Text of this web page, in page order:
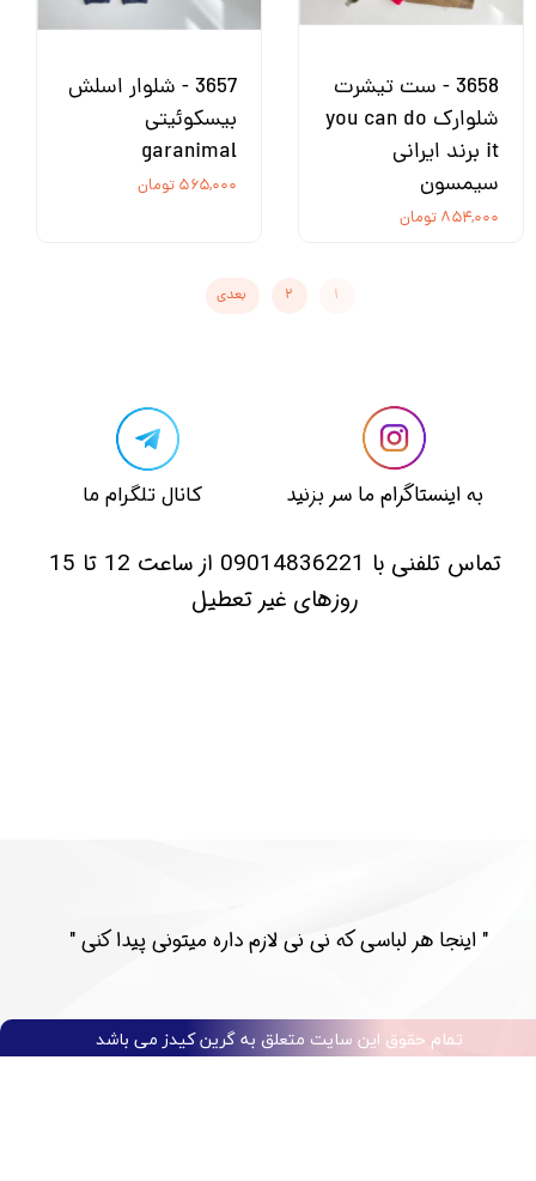
3658 - ست تیشرت
شلوارک you can do
it برند ایرانی
سیمسون
۸۵۴,۰۰۰ تومان
3657 - شلوار اسلش
بیسکوئیتی
garanimal
۵۶۵,۰۰۰ تومان
۱ ۲ بعدی
​​به اینستاگرام ما سر بزنید​​​​​​​
​تماس تلفنی با 09014836221 از ساعت 12 تا 15
روزهای غیر تعطیل
​کانال تلگرام ما
تمام حقوق این سایت متعلق به گرین کیدز می باشد​​​​​​​
​​" اینجا هر لباسی که نی نی لازم داره میتونی پیدا کنی "​​​​​​​​​​​​​​